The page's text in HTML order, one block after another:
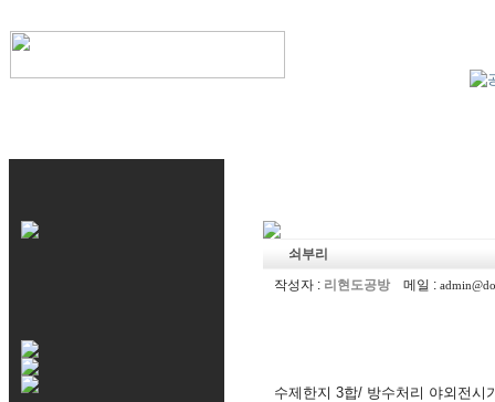
쇠부리
작성자 : 리현도공방 메일 :
수제한지 3합/ 방수처리 야외전시